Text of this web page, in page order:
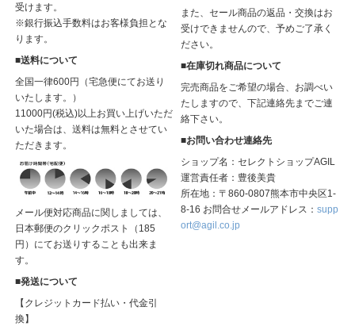
受けます。
※銀行振込手数料はお客様負担とな
ります。
■送料について
全国一律600円（宅急便にてお送り
いたします。）
11000円(税込)以上お買い上げいただ
いた場合は、送料は無料とさせてい
ただきます。
メール便対応商品に関しましては、
日本郵便のクリックポスト（185
円）にてお送りすることも出来ま
す。
■発送について
【クレジットカード払い・代金引
換】
また、セール商品の返品・交換はお
受けできませんので、予めご了承く
ださい。
■在庫切れ商品について
完売商品をご希望の場合、お調べい
たしますので、下記連絡先までご連
絡下さい。
■お問い合わせ連絡先
ショップ名：セレクトショップAGIL
運営責任者：豊後美貴
所在地：〒860-0807熊本市中央区1-
8-16 お問合せメールアドレス：supp
ort@agil.co.jp